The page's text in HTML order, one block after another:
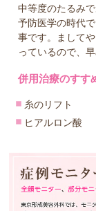
中等度のたるみ
予防医学の時代
事です。まして
っているので、
併用治療のすす
糸のリフト
ヒアルロン酸